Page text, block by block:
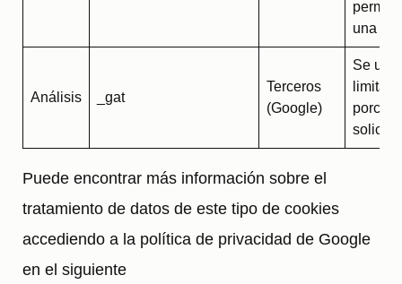
una
Análisis _gat
Terceros
(Google)
Se usa
limitar
Puede encontrar más información sobre el
tratamiento de datos de este tipo de cookies
accediendo a la política de privacidad de Google
en el siguiente